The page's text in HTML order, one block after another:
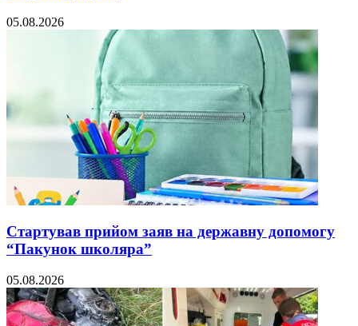
05.08.2026
Стартував прийом заяв на державну допомогу
“Пакунок школяра”
05.08.2026